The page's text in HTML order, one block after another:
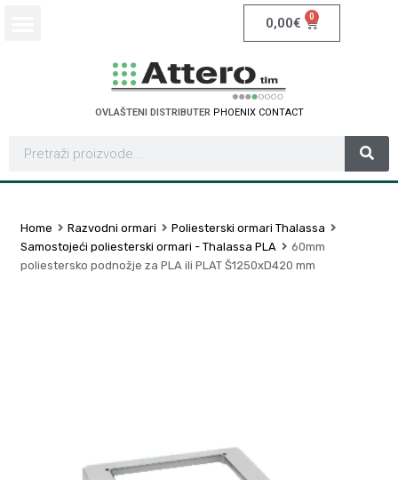
0,00€ 0
OVLAŠTENI DISTRIBUTER PHOENIX CONTACT
Home Razvodni ormari
Poliesterski ormari Thalassa
Samostojeći poliesterski ormari - Thalassa PLA
60mm
poliestersko podnožje za PLA ili PLAT Š1250xD420 mm